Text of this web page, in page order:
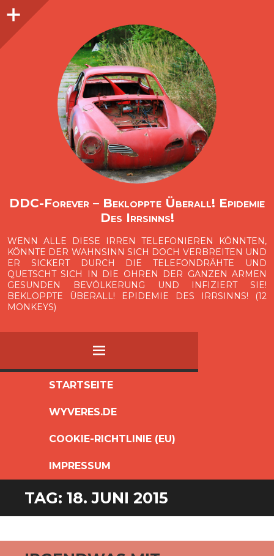
O
p
e
n
i
d
e
b
a
DDC-Forever – Bekloppte Überall! Epidemie
Des Irrsinns!
WENN ALLE DIESE IRREN TELEFONIEREN KÖNNTEN,
KÖNNTE DER WAHNSINN SICH DOCH VERBREITEN UND
ER SICKERT DURCH DIE TELEFONDRÄHTE UND
QUETSCHT SICH IN DIE OHREN DER GANZEN ARMEN
GESUNDEN BEVÖLKERUNG UND INFIZIERT SIE!
BEKLOPPTE ÜBERALL! EPIDEMIE DES IRRSINNS! (12
MONKEYS)
MENÜ
SPRINGEN
STARTSEITE
WYVERES.DE
COOKIE-RICHTLINIE (EU)
IMPRESSUM
Seitenleiste
TAG: 18. JUNI 2015